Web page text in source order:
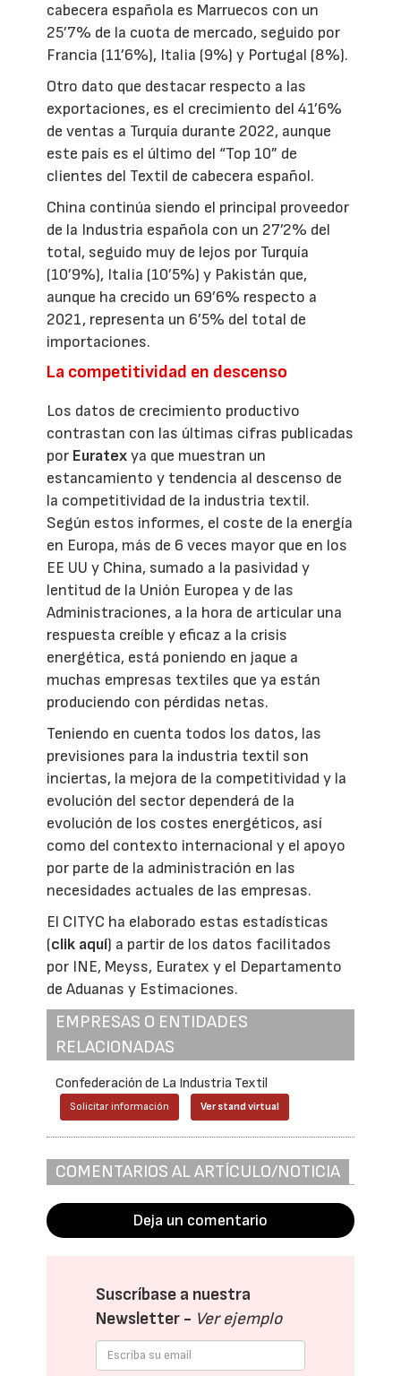
cabecera española es Marruecos con un
25’7% de la cuota de mercado, seguido por
Francia (11’6%), Italia (9%) y Portugal (8%).
Otro dato que destacar respecto a las
exportaciones, es el crecimiento del 41’6%
de ventas a Turquía durante 2022, aunque
este país es el último del “Top 10” de
clientes del Textil de cabecera español.
China continúa siendo el principal proveedor
de la Industria española con un 27’2% del
total, seguido muy de lejos por Turquía
(10’9%), Italia (10’5%) y Pakistán que,
aunque ha crecido un 69’6% respecto a
2021, representa un 6’5% del total de
importaciones.
La competitividad en descenso
Los datos de crecimiento productivo
contrastan con las últimas cifras publicadas
por Euratexya que muestran un
estancamiento y tendencia al descenso de
la competitividad de la industria textil.
Según estos informes, el coste de la energía
en Europa, más de 6 veces mayor que en los
EE UU y China, sumado a la pasividad y
lentitud de la Unión Europea y de las
Administraciones, a la hora de articular una
respuesta creíble y eficaz a la crisis
energética, está poniendo en jaque a
muchas empresas textiles que ya están
produciendo con pérdidas netas.
Teniendo en cuenta todos los datos, las
previsiones para la industria textil son
inciertas, la mejora de la competitividad y la
evolución del sector dependerá de la
evolución de los costes energéticos, así
como del contexto internacional y el apoyo
por parte de la administración en las
necesidades actuales de las empresas.
El CITYC ha elaborado estas estadísticas
(clik aquí) a partir de los datos facilitados
por INE, Meyss, Euratex y el Departamento
de Aduanas y Estimaciones.
EMPRESAS O ENTIDADES
RELACIONADAS
Confederación de La Industria Textil
Solicitar información Ver stand virtual
COMENTARIOS AL ARTÍCULO/NOTICIA
Deja un comentario
Suscríbase a nuestra
Newsletter - Ver ejemplo